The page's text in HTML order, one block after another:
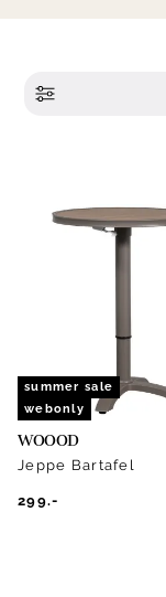
summer sale
webonly
WOOOD
Jeppe Bartafel
299.-